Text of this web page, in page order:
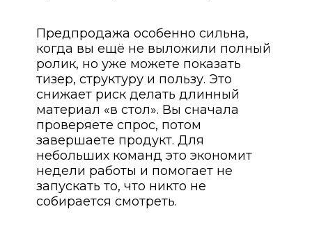
Предпродажа особенно сильна,
когда вы ещё не выложили полный
ролик, но уже можете показать
тизер, структуру и пользу. Это
снижает риск делать длинный
материал «в стол». Вы сначала
проверяете спрос, потом
завершаете продукт. Для
небольших команд это экономит
недели работы и помогает не
запускать то, что никто не
собирается смотреть.